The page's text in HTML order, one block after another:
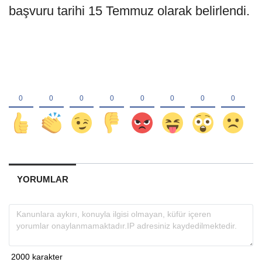
başvuru tarihi 15 Temmuz olarak belirlendi.
YORUMLAR